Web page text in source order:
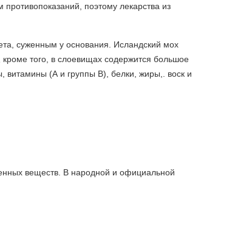
поэтому лекарства из
суженным у основания. Исландский мох
того, в слоевищах содержится большое
витамины (А и группы В), белки, жиры,. воск и
веществ. В народной и официальной